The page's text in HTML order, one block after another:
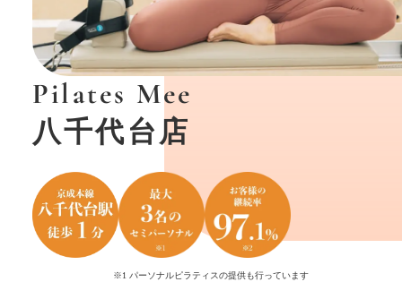
Pilates Mee
八千代台店
※1 パーソナルピラティスの提供も行っています